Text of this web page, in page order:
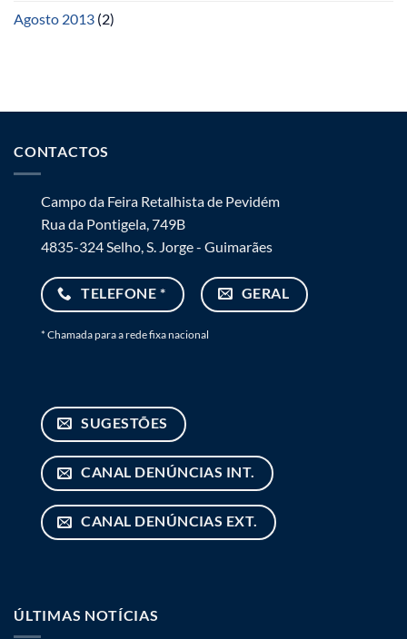
Agosto 2013 (2)
CONTACTOS
Campo da Feira Retalhista de Pevidém
Rua da Pontigela, 749B
4835-324 Selho, S. Jorge - Guimarães
TELEFONE * GERAL
* Chamada para a rede fixa nacional
SUGESTÕES
CANAL DENÚNCIAS INT.
CANAL DENÚNCIAS EXT.
ÚLTIMAS NOTÍCIAS